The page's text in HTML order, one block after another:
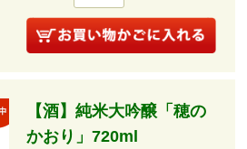
【酒】純米大吟醸「穂の
かおり」720ml